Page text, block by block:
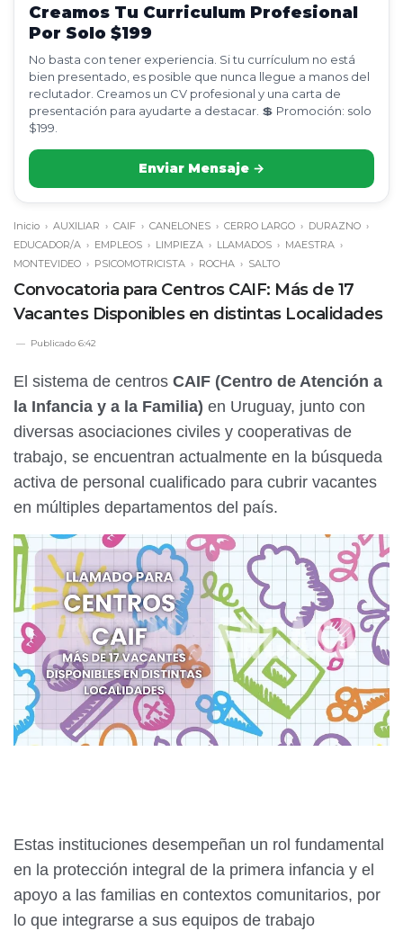
Creamos Tu Curriculum Profesional
Por Solo $199
No basta con tener experiencia. Si tu currículum no está
bien presentado, es posible que nunca llegue a manos del
reclutador. Creamos un CV profesional y una carta de
presentación para ayudarte a destacar. 💲 Promoción: solo
$199.
Enviar Mensaje →
Inicio › AUXILIAR › CAIF › CANELONES › CERRO LARGO › DURAZNO ›
EDUCADOR/A › EMPLEOS › LIMPIEZA › LLAMADOS › MAESTRA ›
MONTEVIDEO › PSICOMOTRICISTA › ROCHA › SALTO
Convocatoria para Centros CAIF: Más de 17
Vacantes Disponibles en distintas Localidades
Publicado 6:42
El sistema de centros CAIF (Centro de Atención a
la Infancia y a la Familia) en Uruguay, junto con
diversas asociaciones civiles y cooperativas de
trabajo, se encuentran actualmente en la búsqueda
activa de personal cualificado para cubrir vacantes
en múltiples departamentos del país.
Estas instituciones desempeñan un rol fundamental
en la protección integral de la primera infancia y el
apoyo a las familias en contextos comunitarios, por
lo que integrarse a sus equipos de trabajo